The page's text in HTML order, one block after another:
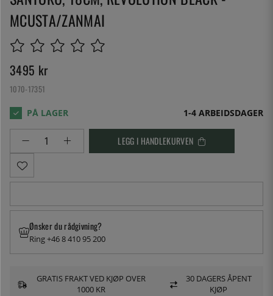
MCUSTA/ZANMAI
3495 kr
1070-17351
1-4 ARBEIDSDAGER
LEGG I HANDLEKURVEN
Ønsker du rådgivning?
Ring +46 8 410 95 200
GRATIS FRAKT VED KJØP OVER
1000 KR
30 DAGERS ÅPENT
KJØP